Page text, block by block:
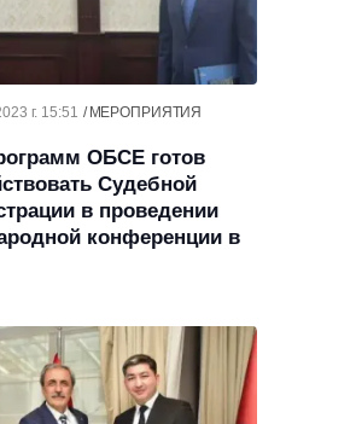
г. 15:51 МЕРОПРИЯТИЯ
ОБСЕ готов
Судебной
в проведении
конференции в